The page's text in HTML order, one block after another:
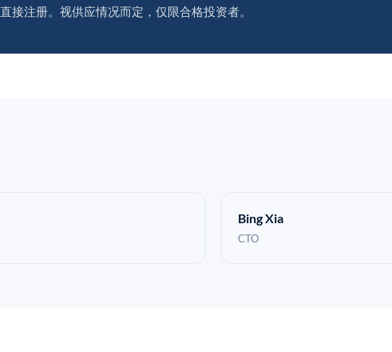
接注册。视供应情况而定，仅限合格投资者。
Bing Xia
CTO